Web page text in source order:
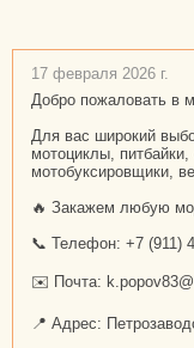
17 февраля 2026 г.
Добро пожаловать в
Для вас широкий
мотоциклы,
мотобуксировщики,
🔥 Закажем любую
📞 Телефон: +7 (911)
✉️ Почта:
📍 Адрес: